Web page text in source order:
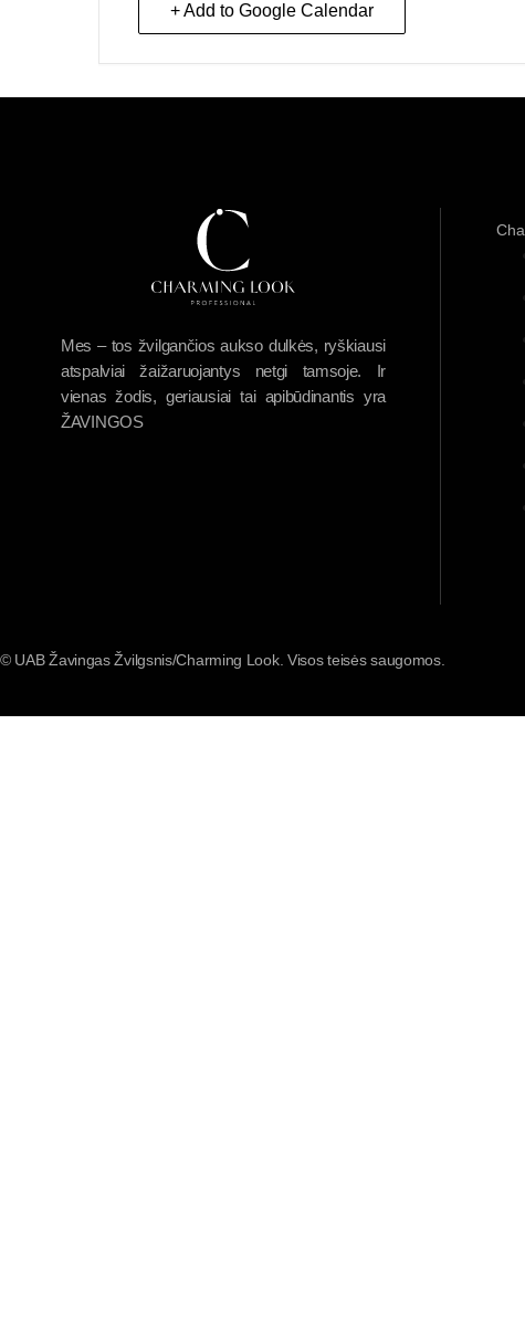
+ Add to Google Calendar
Mes – tos žvilgančios aukso dulkės, ryškiausi
atspalviai žaižaruojantys netgi tamsoje. Ir
vienas žodis, geriausiai tai apibūdinantis yra
ŽAVINGOS
© UAB Žavingas Žvilgsnis/Charming Look. Visos teisės saugomos.